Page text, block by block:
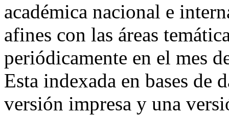
académica nacional e
afines con las áreas
periódicamente en el mes
Esta indexada en bases de
versión impresa y una